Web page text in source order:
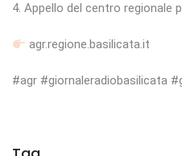
4. Appello del centro regionale
agr.regione.basilicata.it
#agr #giornaleradiobasilicata